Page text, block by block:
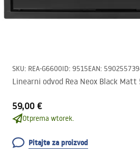
SKU: REA-G6600ID: 9515EAN:
Linearni odvod Rea Neox Black Matt
59,00 €
Otprema wtorek.
Pitajte za proizvod